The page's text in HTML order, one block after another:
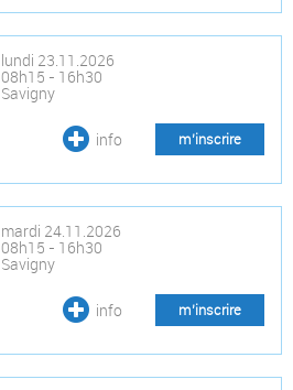
lundi 23.11.2026
08h15 - 16h30
Savigny
info m’inscrire
mardi 24.11.2026
08h15 - 16h30
Savigny
info m’inscrire